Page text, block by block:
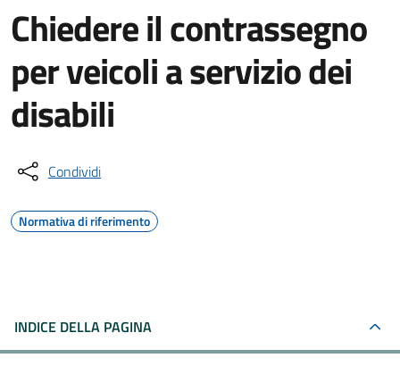
Chiedere il contrassegno
per veicoli a servizio dei
disabili
Condividi
Normativa di riferimento
INDICE DELLA PAGINA